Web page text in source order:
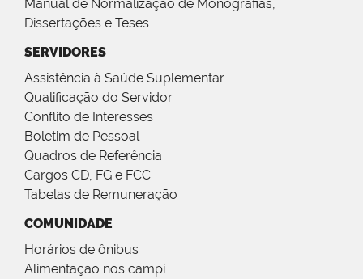
Manual de Normalização de Monografias,
Dissertações e Teses
SERVIDORES
Assistência à Saúde Suplementar
Qualificação do Servidor
Conflito de Interesses
Boletim de Pessoal
Quadros de Referência
Cargos CD, FG e FCC
Tabelas de Remuneração
COMUNIDADE
Horários de ônibus
Alimentação nos campi